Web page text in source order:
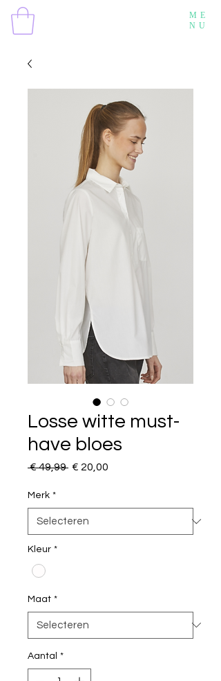
ME
NU
Losse witte must-
have bloes
€ 49,99 Normale
€ 20,00
Merk *
Kleur *
Maat *
Aantal *